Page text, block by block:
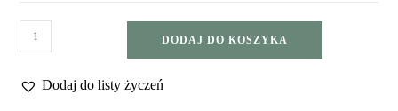
DODAJ DO KOSZYKA
Dodaj do listy życzeń